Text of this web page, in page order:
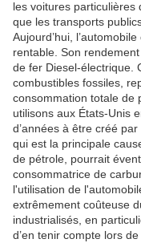
les voitures
que les transports
Aujourd’hui,
rentable. Son
de fer Diesel-électrique.
combustibles fossiles,
consommation totale de
utilisons aux États-Unis
d’années à être créé par
qui est la principale
de pétrole, pourrait
consommatrice de
l'utilisation de
extrêmement coûteuse
industrialisés, en
d’en tenir compte lors